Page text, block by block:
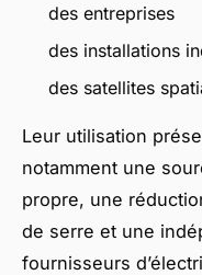
des entreprises
des installations
des satellites
Leur utilisation
notamment une
propre, une
de serre et une
fournisseurs